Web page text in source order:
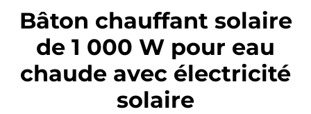
Bâton chauffant solaire
de 1 000 W pour eau
chaude avec électricité
solaire